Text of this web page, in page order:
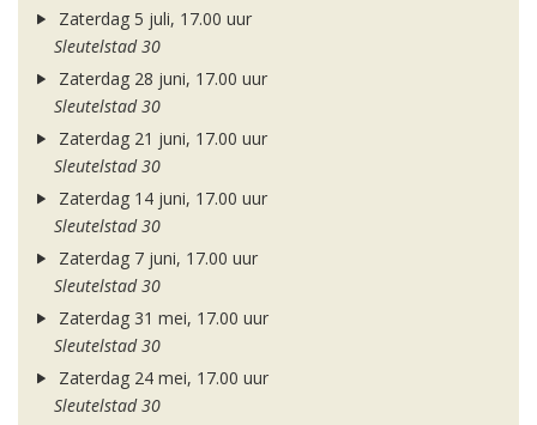
Zaterdag 5 juli, 17.00 uur
Sleutelstad 30
Zaterdag 28 juni, 17.00 uur
Sleutelstad 30
Zaterdag 21 juni, 17.00 uur
Sleutelstad 30
Zaterdag 14 juni, 17.00 uur
Sleutelstad 30
Zaterdag 7 juni, 17.00 uur
Sleutelstad 30
Zaterdag 31 mei, 17.00 uur
Sleutelstad 30
Zaterdag 24 mei, 17.00 uur
Sleutelstad 30